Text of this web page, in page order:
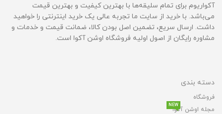
آکواریوم برای تمام سلیقه‌ها با بهترین کیفیت و بهترین قیمت‌
می‌باشد. با خرید از سایت ما تجربه عالی یک خرید اینترنتی را خواهید
داشت. ارسال سریع، تضمین اصل بودن کالا، ضمانت قیمت و خدمات و
مشاوره رایگان از اصول اولیه فروشگاه اوشن آکوا است.
دسته بندی
فروشگاه
مجله اوشن آکوا
NEW